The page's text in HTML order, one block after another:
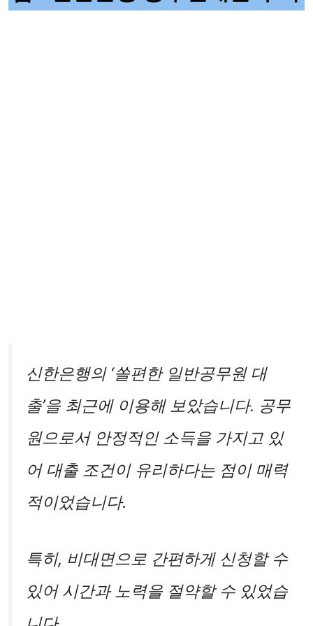
신한은행의 ‘쏠편한 일반공무원 대
출’을 최근에 이용해 보았습니다. 공무
원으로서 안정적인 소득을 가지고 있
어 대출 조건이 유리하다는 점이 매력
적이었습니다.
특히, 비대면으로 간편하게 신청할 수
있어 시간과 노력을 절약할 수 있었습